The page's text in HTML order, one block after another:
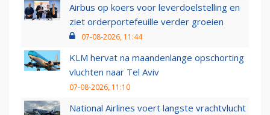
Airbus op koers voor leverdoelstelling en
ziet orderportefeuille verder groeien
07-08-2026, 11:44
KLM hervat na maandenlange opschorting
vluchten naar Tel Aviv
07-08-2026, 11:10
National Airlines voert langste vrachtvlucht